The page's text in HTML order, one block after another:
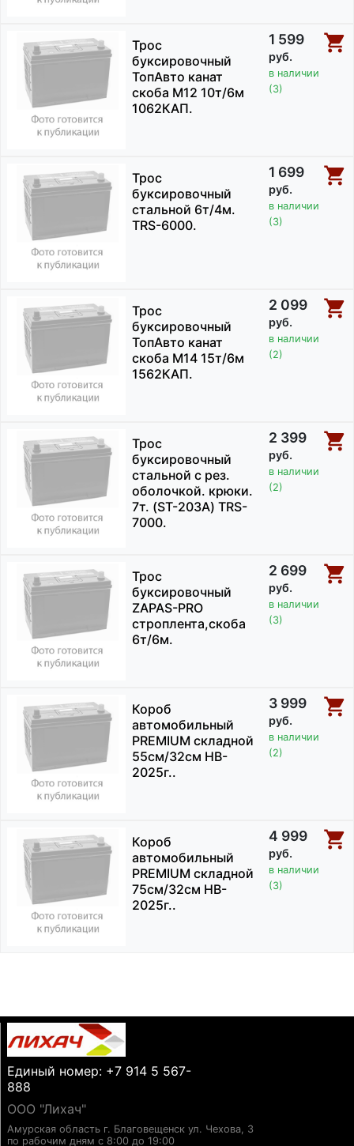
Трос
буксировочный
ТопАвто канат
скоба М12 10т/6м
1062КАП.
1 599
руб.
в наличии
(3)
Трос
буксировочный
стальной 6т/4м.
TRS-6000.
1 699
руб.
в наличии
(3)
Трос
буксировочный
ТопАвто канат
скоба М14 15т/6м
1562КАП.
2 099
руб.
в наличии
(2)
Трос
буксировочный
стальной с рез.
оболочкой. крюки.
7т. (ST-203A) TRS-
7000.
2 399
руб.
в наличии
(2)
Трос
буксировочный
ZAPAS-PRO
строплента,скоба
6т/6м.
2 699
руб.
в наличии
(3)
Короб
автомобильный
PREMIUM складной
55см/32см HB-
2025г..
3 999
руб.
в наличии
(2)
Короб
автомобильный
PREMIUM складной
75см/32см HB-
2025г..
4 999
руб.
в наличии
(3)
Единый номер: +7 914 5 567-
888
ООО "Лихач"
Амурская область г. Благовещенск ул. Чехова, 3
по рабочим дням с 8:00 до 19:00